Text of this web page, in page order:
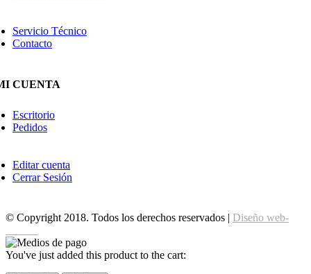
Servicio Técnico
Contacto
CUENTA
Escritorio
Pedidos
Editar cuenta
Cerrar Sesión
© Copyright 2018. Todos los derechos reservados | Diseño web-
You've just added this product to the cart: